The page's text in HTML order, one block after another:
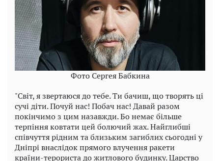
Фото Сергея Бабкина
"Світ, я звертаюся до тебе. Ти бачиш, що творять ці
сучі діти. Почуй нас! Побач нас! Давай разом
покінчимо з цим назавжди. Бо немає більше
терпіння ковтати цей болючий жах. Найглибші
співчуття рідним та близьким загиблих сьогодні у
Дніпрі внаслідок прямого влучення ракети
країни-терориста до житлового будинку. Царство